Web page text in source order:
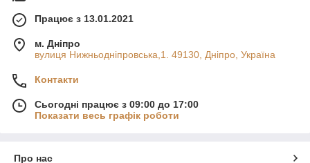
Працює з 13.01.2021
м. Дніпро
вулиця Нижньодніпровська,1. 49130, Дніпро, Україна
Контакти
Сьогодні працює з 09:00 до 17:00
Показати весь графік роботи
Про нас